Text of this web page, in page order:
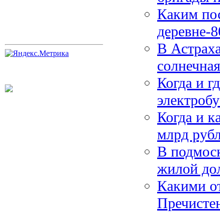
Каким
деревне-
В
Когда и
Когда и
млрд
В
жилой
Какими